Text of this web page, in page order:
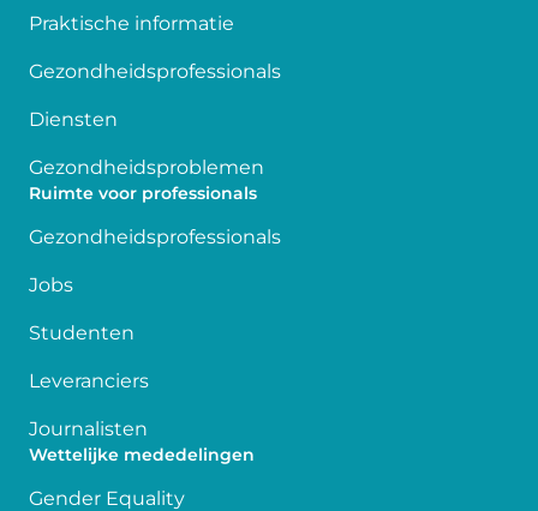
Praktische informatie
Gezondheidsprofessionals
Diensten
Gezondheidsproblemen
Ruimte voor professionals
Gezondheidsprofessionals
Jobs
Studenten
Leveranciers
Journalisten
Wettelijke mededelingen
Gender Equality